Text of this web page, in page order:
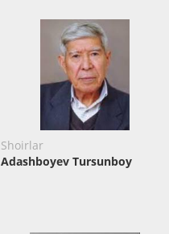
Shoirlar
Adashboyev Tursunboy